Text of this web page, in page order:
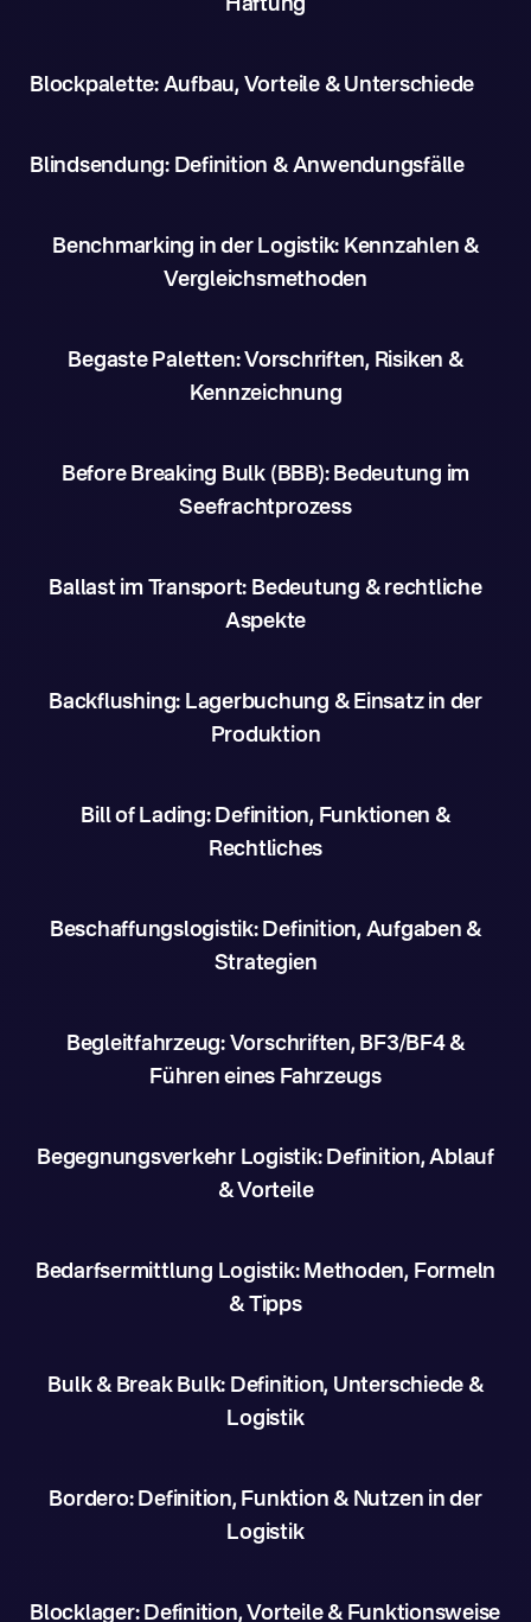
Haftung
Blockpalette: Aufbau, Vorteile & Unterschiede
Blindsendung: Definition & Anwendungsfälle
Benchmarking in der Logistik: Kennzahlen &
Vergleichsmethoden
Begaste Paletten: Vorschriften, Risiken &
Kennzeichnung
Before Breaking Bulk (BBB): Bedeutung im
Seefrachtprozess
Ballast im Transport: Bedeutung & rechtliche
Aspekte
Backflushing: Lagerbuchung & Einsatz in der
Produktion
Bill of Lading: Definition, Funktionen &
Rechtliches
Beschaffungslogistik: Definition, Aufgaben &
Strategien
Begleitfahrzeug: Vorschriften, BF3/BF4 &
Führen eines Fahrzeugs
Begegnungsverkehr Logistik: Definition, Ablauf
& Vorteile
Bedarfsermittlung Logistik: Methoden, Formeln
& Tipps
Bulk & Break Bulk: Definition, Unterschiede &
Logistik
Bordero: Definition, Funktion & Nutzen in der
Logistik
Blocklager: Definition, Vorteile & Funktionsweise